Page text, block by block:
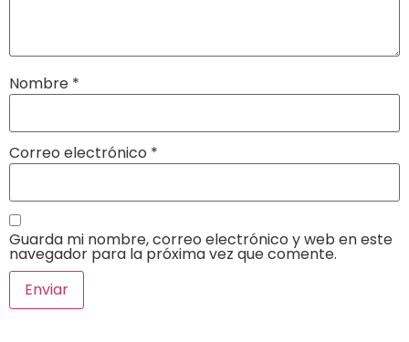
Nombre *
Correo electrónico *
Guarda mi nombre, correo electrónico y web en este
navegador para la próxima vez que comente.